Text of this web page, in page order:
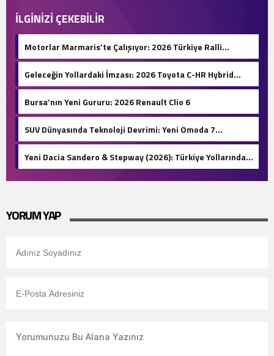
İLGİNİZİ ÇEKEBİLİR
Motorlar Marmaris’te Çalışıyor: 2026 Türkiye Ralli
Şampiyonası Başlıyor!
Geleceğin Yollardaki İmzası: 2026 Toyota C-HR Hybrid
Hakkında Her Şey!
Bursa’nın Yeni Gururu: 2026 Renault Clio 6
SUV Dünyasında Teknoloji Devrimi: Yeni Omoda 7
Türkiye’de!
Yeni Dacia Sandero & Stepway (2026): Türkiye Yollarında
1.500 KM Menzil ve Otomatik LPG Devri!
YORUM YAP